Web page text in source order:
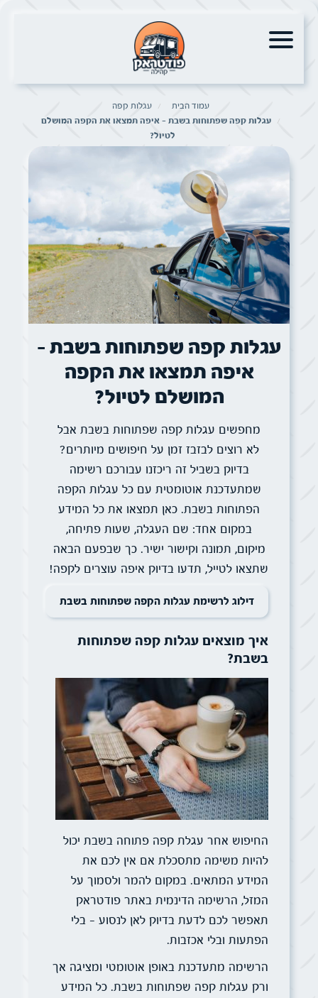
עמוד הבית
עגלות קפה
עגלות קפה שפתוחות בשבת – איפה תמצאו את הקפה המושלם
לטיול?
תמונה של
עגלות קפה שפתוחות בשבת –
איפה תמצאו את הקפה
המושלם לטיול?
מחפשים עגלות קפה שפתוחות בשבת אבל
לא רוצים לבזבז זמן על חיפושים מיותרים?
בדיוק בשביל זה ריכזנו עבורכם רשימה
שמתעדכנת אוטומטית עם כל עגלות הקפה
הפתוחות בשבת. כאן תמצאו את כל המידע
במקום אחד: שם העגלה, שעות פתיחה,
מיקום, תמונה וקישור ישיר. כך שבפעם הבאה
שתצאו לטייל, תדעו בדיוק איפה עוצרים לקפה!
דילוג לרשימת עגלות הקפה שפתוחות בשבת
איך מוצאים עגלות קפה שפתוחות
בשבת?
החיפוש אחר עגלת קפה פתוחה בשבת יכול
להיות משימה מתסכלת אם אין לכם את
המידע המתאים. במקום להמר ולסמוך על
המזל, הרשימה הדינמית באתר פודטראק
תאפשר לכם לדעת בדיוק לאן לנסוע – בלי
הפתעות ובלי אכזבות.
הרשימה מתעדכנת באופן אוטומטי ומציגה אך
ורק עגלות קפה שפתוחות בשבת. כל המידע